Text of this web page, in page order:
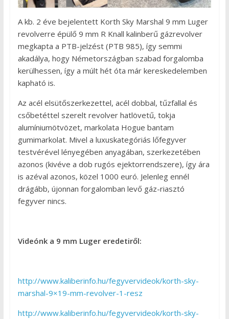
A kb. 2 éve bejelentett Korth Sky Marshal 9 mm Luger
revolverre épülő 9 mm R Knall kalinberű gázrevolver
megkapta a PTB-jelzést (PTB 985), így semmi
akadálya, hogy Németországban szabad forgalomba
kerülhessen, így a múlt hét óta már kereskedelemben
kapható is.
Az acél elsütőszerkezettel, acél dobbal, tűzfallal és
csőbetéttel szerelt revolver hatlövetű, tokja
alumíniumötvözet, markolata Hogue bantam
gumimarkolat. Mivel a luxuskategóriás lőfegyver
testvérével lényegében anyagában, szerkezetében
azonos (kivéve a dob rugós ejektorrendszere), így ára
is azéval azonos, közel 1000 euró. Jelenleg ennél
drágább, újonnan forgalomban levő gáz-riasztó
fegyver nincs.
Videónk a 9 mm Luger eredetiről:
http://www.kaliberinfo.hu/fegyvervideok/korth-sky-
marshal-9×19-mm-revolver-1-resz
http://www.kaliberinfo.hu/fegyvervideok/korth-sky-